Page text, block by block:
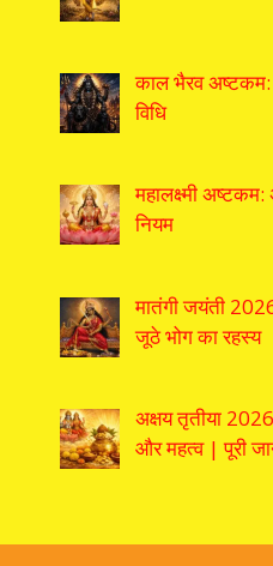
काल भैरव अष्टकम:
विधि
महालक्ष्मी
नियम
मातंगी जयंती
जूठे भोग का रहस्य
अक्षय तृतीया
और महत्व | पूरी